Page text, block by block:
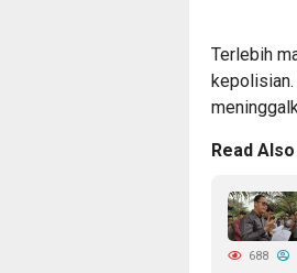
Terlebih
kepolisian.
Read Also
688